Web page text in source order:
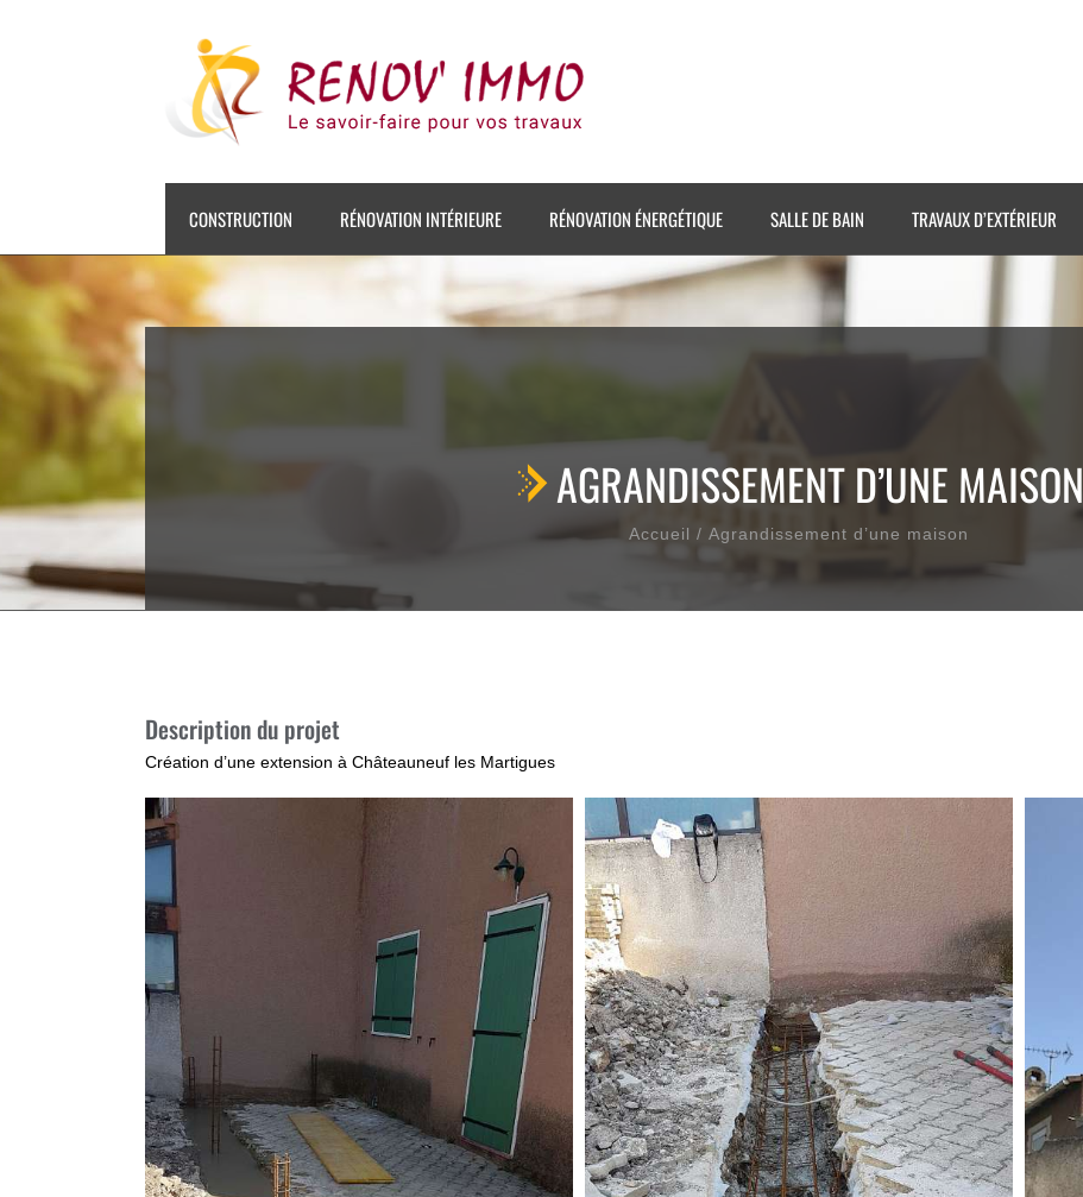
CONSTRUCTION RÉNOVATION INTÉRIEURE RÉNOVATION ÉNERGÉTIQUE SALLE DE BAIN TRAVAUX D’EXTÉRIEUR
AGRANDISSEMENT D’UNE MAISON
Accueil / Agrandissement d’une maison
Description du projet
Création d’une extension à Châteauneuf les Martigues